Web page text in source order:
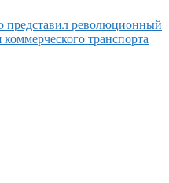
представил революционный
транспорта